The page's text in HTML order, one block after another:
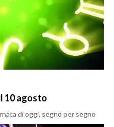
10 agosto
di oggi, segno per segno